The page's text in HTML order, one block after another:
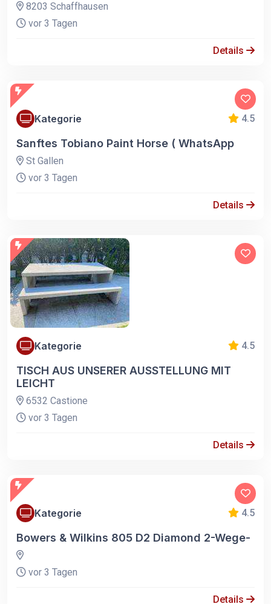
8203 Schaffhausen
vor 3 Tagen
Details
Kategorie 4.5
Sanftes Tobiano Paint Horse ( WhatsApp
St Gallen
vor 3 Tagen
Details
Kategorie 4.5
TISCH AUS UNSERER AUSSTELLUNG MIT
LEICHT
6532 Castione
vor 3 Tagen
Details
Kategorie 4.5
Bowers & Wilkins 805 D2 Diamond 2-Wege-
vor 3 Tagen
Details